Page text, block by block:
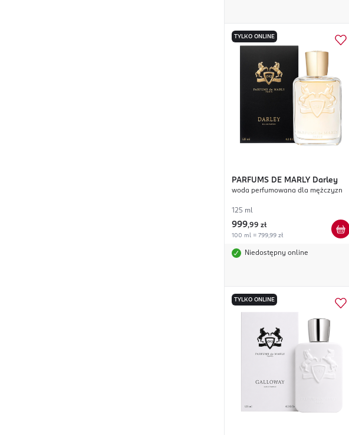
TYLKO ONLINE
PARFUMS DE MARLY Darley
woda perfumowana dla mężczyzn
125 ml
999,99 zł
100 ml = 799,99 zł
Niedostępny online
TYLKO ONLINE